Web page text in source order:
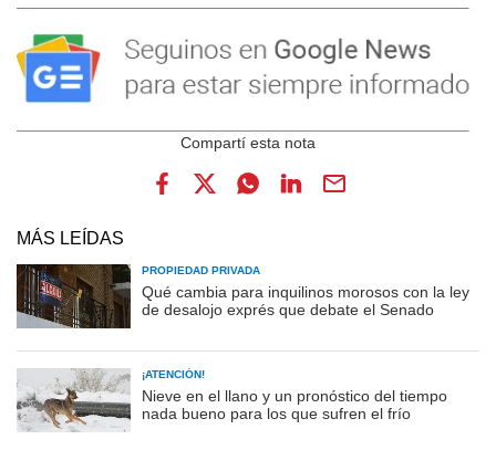
MÁS LEÍDAS
PROPIEDAD PRIVADA
Qué cambia para inquilinos morosos con la ley
de desalojo exprés que debate el Senado
¡ATENCIÓN!
Nieve en el llano y un pronóstico del tiempo
nada bueno para los que sufren el frío